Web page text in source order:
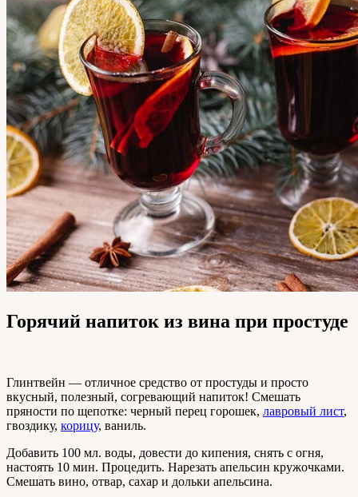
Горячий напиток из вина при простуде
Глинтвейн — отличное средство от простуды и просто
вкусный, полезный, согревающий напиток! Смешать
пряности по щепотке: черный перец горошек, лавровый лист,
гвоздику, корицу, ваниль.
Добавить 100 мл. воды, довести до кипения, снять с огня,
настоять 10 мин. Процедить. Нарезать апельсин кружочками.
Смешать вино, отвар, сахар и дольки апельсина.